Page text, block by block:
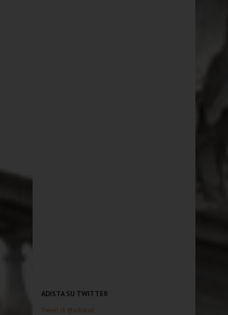
ADISTA SU TWITTER
Tweet di @adistait